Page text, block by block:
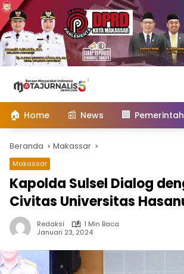
konten
🏠 Home 📰 News 🏢
Beranda Makassar
Makassar
Kapolda Sulsel Dialog
Civitas Universitas
Redaksi
1 Min Baca
Januari 23, 2024